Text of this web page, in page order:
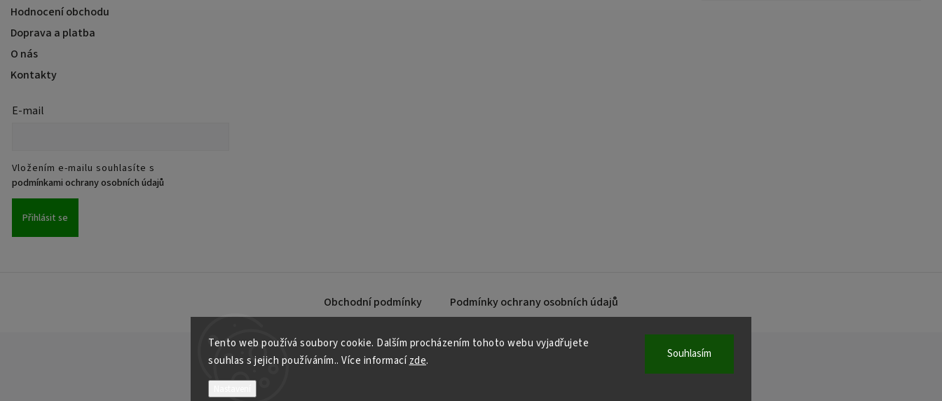
Tento web používá soubory cookie. Dalším procházením tohoto webu vyjadřujete
souhlas s jejich používáním.. Více informacízde. Souhlasím
Hodnocení obchodu
Doprava a platba
O nás
Kontakty
E-mail
Vložením e-mailu souhlasíte s
podmínkami ochrany osobních údajů
Přihlásit se
Obchodní podmínky Podmínky ochrany osobních údajů